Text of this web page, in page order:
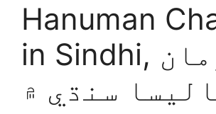
Hanuman
in Sindhi, هنومان
سنڌي ۾